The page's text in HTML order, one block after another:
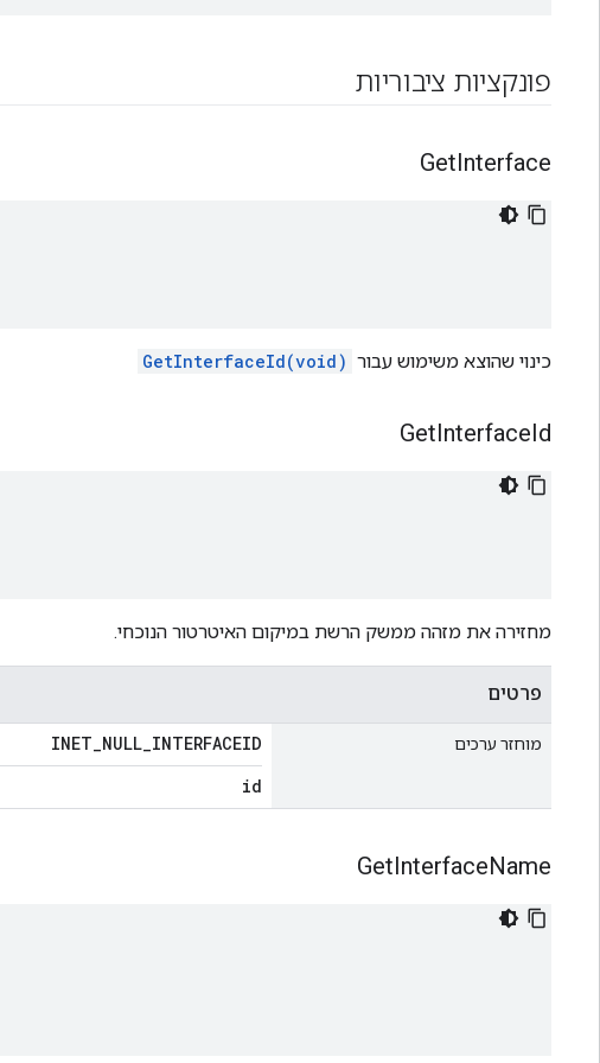
פונקציות ציבוריות
GetInterface
כינוי שהוצא משימוש עבור GetInterfaceId(void)
GetInterfaceId
מחזירה את מזהה ממשק הרשת במיקום האיטרטור הנוכחי.
פרטים
מוחזר ערכים INET_NULL_INTERFACEID
id
GetInterfaceName